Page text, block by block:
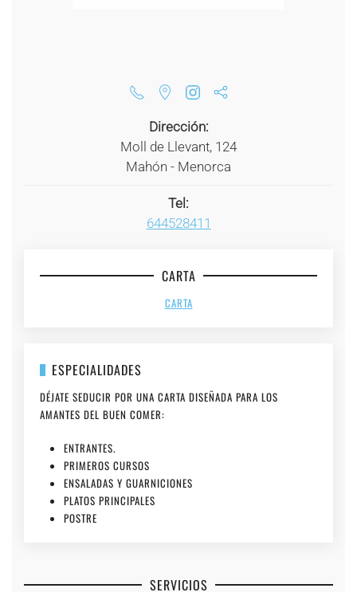
Dirección:
Moll de Llevant, 124
Mahón - Menorca
Tel:
644528411
CARTA
CARTA
ESPECIALIDADES
DÉJATE SEDUCIR POR UNA CARTA DISEÑADA PARA LOS
AMANTES DEL BUEN COMER:
ENTRANTES.
PRIMEROS CURSOS
ENSALADAS Y GUARNICIONES
PLATOS PRINCIPALES
POSTRE
SERVICIOS